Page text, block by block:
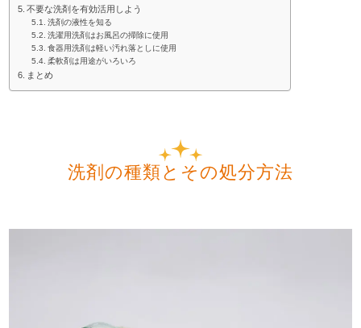
不要な洗剤を有効活用しよう
洗剤の液性を知る
洗濯用洗剤はお風呂の掃除に使用
食器用洗剤は軽い汚れ落としに使用
柔軟剤は用途がいろいろ
まとめ
洗剤の種類とその処分方法